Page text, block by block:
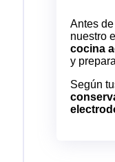
Antes
nuestro
cocina
y
Según